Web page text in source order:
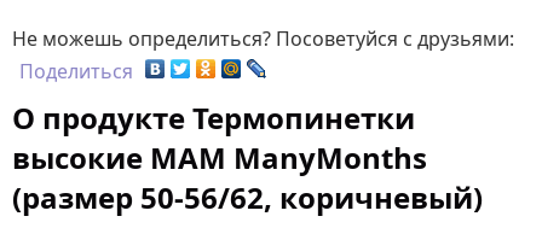
Не можешь определиться? Посоветуйся с друзьями:
Поделиться
О продукте Термопинетки
высокие MAM ManyMonths
(размер 50-56/62, коричневый)